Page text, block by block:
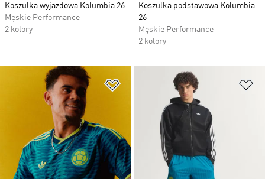
Koszulka wyjazdowa Kolumbia 26
Męskie Performance
2 kolory
Koszulka podstawowa Kolumbia
26
Męskie Performance
2 kolory
Dodaj do listy życzeń